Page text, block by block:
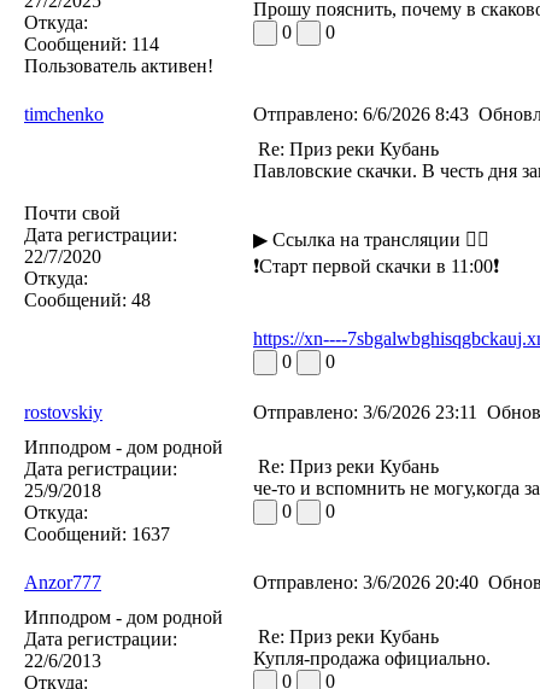
Откуда:
Сообщений: 114
Пользователь активен!
Прошу пояснить, почему в
0
0
timchenko Отправлено: 6/6/2026 8:43
Почти свой
Дата регистрации:
22/7/2020
Откуда:
Сообщений: 48
Re: Приз реки Кубань
Павловские скачки. В честь дня
▶ Ссылка на трансляции 👇🏻
❗Старт первой скачки в 11:00❗
https://xn----
0
0
rostovskiy Отправлено: 3/6/2026 23:11
Ипподром - дом родной
Дата регистрации:
25/9/2018
Откуда:
Сообщений: 1637
Re: Приз реки Кубань
че-то и вспомнить не могу,когда
0
0
Anzor777 Отправлено: 3/6/2026 20:40
Ипподром - дом родной
Дата регистрации:
22/6/2013
Откуда:
Re: Приз реки Кубань
Купля-продажа официально.
0
0